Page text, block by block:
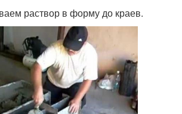
раствор в форму до краев.